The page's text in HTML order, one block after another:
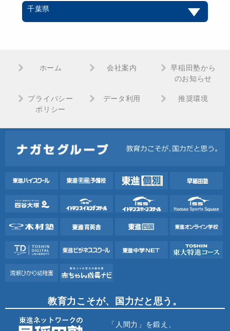
千葉県
ホーム 会社案内
早稲田塾から
のお知らせ
プライバシー
ポリシー
データ利用 推奨環境
教育力こそが、国力だと思う。
「人間力」を鍛え、